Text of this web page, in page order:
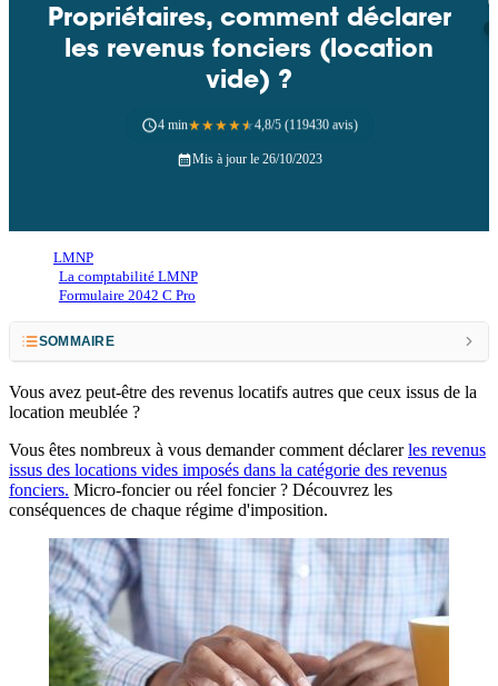
Propriétaires, comment déclarer
les revenus fonciers (location
vide) ?
4 min★★★★★4,8/5 (119430 avis)
Mis à jour le 26/10/2023
LMNP
La comptabilité LMNP
Formulaire 2042 C Pro
SOMMAIRE
1. Le micro-foncier
3. La location vide est-elle plus intéressante que la location meublée ?
Vous avez peut-être des revenus locatifs autres que ceux issus de la
location meublée ?
Vous êtes nombreux à vous demander comment déclarerles revenus
issus des locations vides imposés dans la catégorie des revenus
fonciers. Micro-foncier ou réel foncier ? Découvrez les
conséquences de chaque régime d'imposition.